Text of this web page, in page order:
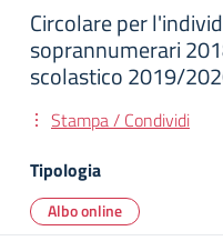
Circolare per
soprannumerari
scolastico 2019/
Stampa / Condividi
Tipologia
Albo online